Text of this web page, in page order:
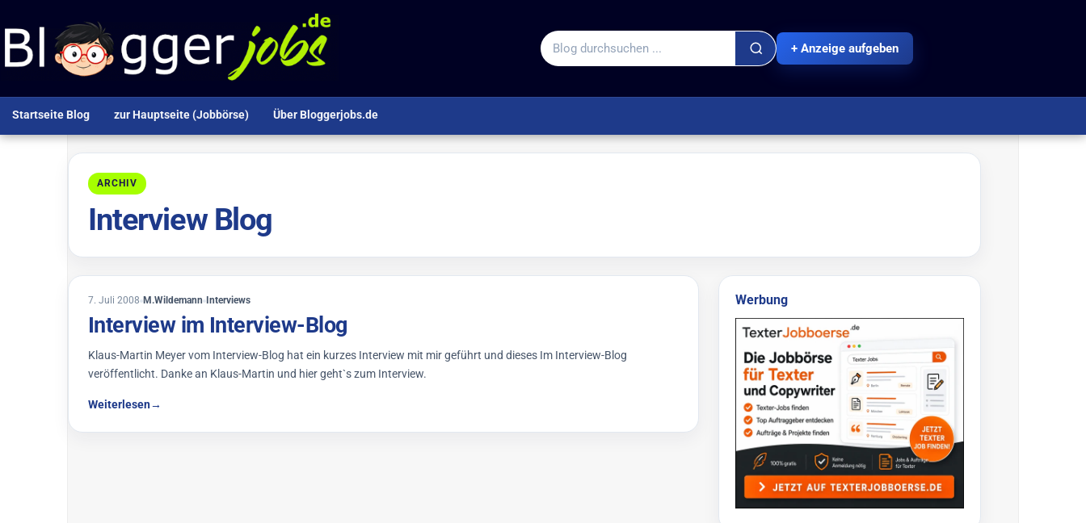
Blog durchsuchen
+ Anzeige aufgeben
Startseite Blog zur Hauptseite (Jobbörse) Über Bloggerjobs.de
ARCHIV
Interview Blog
7. Juli 200819. Oktober 2018
M.Wildemann Interviews
Interview im Interview-Blog
Klaus-Martin Meyer vom Interview-Blog hat ein kurzes Interview mit mir geführt und dieses Im Interview-Blog
veröffentlicht. Danke an Klaus-Martin und hier geht`s zum Interview.
Weiterlesen→
Werbung